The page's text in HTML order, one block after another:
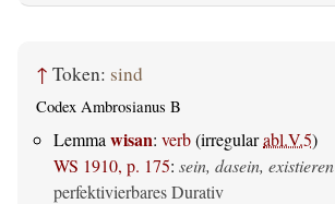
↑ Token: sind
Codex Ambrosianus B
Lemma wisan: verb(irregularabl.V.5)
WS 1910, p. 175: sein, dasein, existieren
perfektivierbares Durativ